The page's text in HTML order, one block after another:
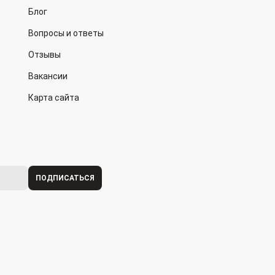
Блог
Вопросы и ответы
Отзывы
Вакансии
Карта сайта
ПОДПИСАТЬСЯ